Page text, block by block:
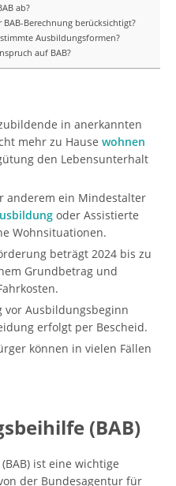
ab?
Berechnung berücksichtigt?
Ausbildungsformen?
auf BAB?
in anerkannten
mehr zu Hause wohnen
den Lebensunterhalt
anderem ein Mindestalter
oder Assistierte
Wohnsituationen.
beträgt 2024 bis zu
Grundbetrag und
vor Ausbildungsbeginn
erfolgt per Bescheid.
können in vielen Fällen
(BAB)
ist eine wichtige
der Bundesagentur für